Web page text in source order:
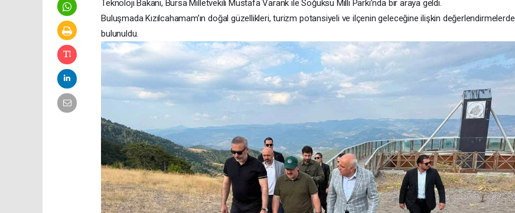
Teknoloji Bakanı, Bursa Milletvekili Mustafa Varank ile Soğuksu Milli Parkı’nda bir araya geldi.
Buluşmada Kızılcahamam’ın doğal güzellikleri, turizm potansiyeli ve ilçenin geleceğine ilişkin değerlendirmelerde
bulunuldu.